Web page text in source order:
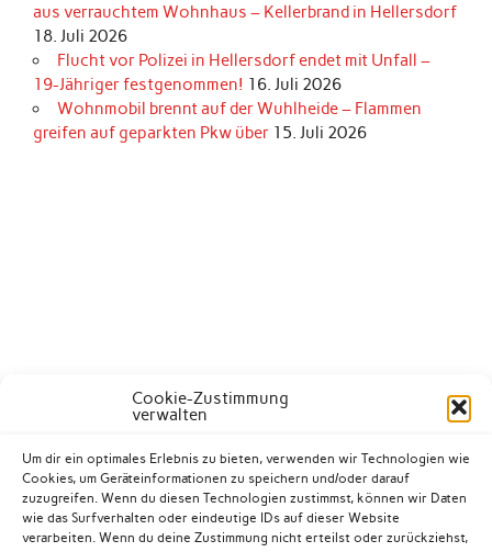
Cookie-Zustimmung
verwalten
Um dir ein optimales Erlebnis zu bieten, verwenden wir Technologien wie
Cookies, um Geräteinformationen zu speichern und/oder darauf
zuzugreifen. Wenn du diesen Technologien zustimmst, können wir Daten
wie das Surfverhalten oder eindeutige IDs auf dieser Website
verarbeiten. Wenn du deine Zustimmung nicht erteilst oder zurückziehst,
aus verrauchtem Wohnhaus – Kellerbrand in Hellersdorf
18. Juli 2026
Flucht vor Polizei in Hellersdorf endet mit Unfall –
19-Jähriger festgenommen! 16. Juli 2026
Wohnmobil brennt auf der Wuhlheide – Flammen
greifen auf geparkten Pkw über 15. Juli 2026